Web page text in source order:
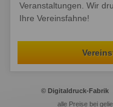
Veranstaltungen. Wir
Ihre Vereinsfahne!
© Digitaldruck-Fabrik
alle Preise bei